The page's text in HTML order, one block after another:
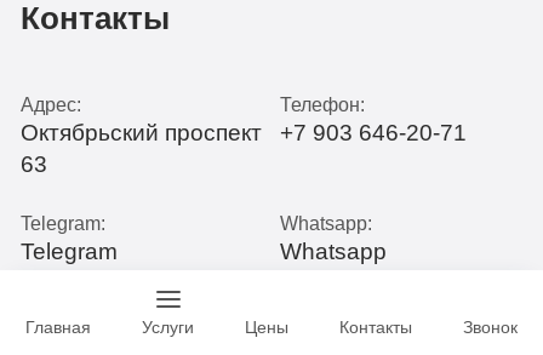
Контакты
Адрес:
Октябрьский проспект
63
Телефон:
+7 903 646-20-71
Telegram:
Telegram
Whatsapp:
Whatsapp
info@narko-alko.clinic
Главная Услуги Цены Контакты Звонок